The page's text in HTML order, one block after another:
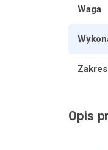
Waga
Opis